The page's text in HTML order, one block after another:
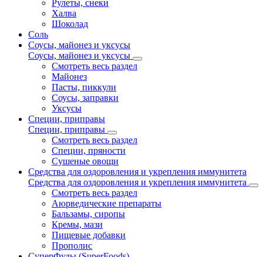
Рулеты, снеки
Халва
Шоколад
Соль
Соусы, майонез и уксусы
Соусы, майонез и уксусы
Смотреть весь раздел
Майонез
Пасты, пиккули
Соусы, заправки
Уксусы
Специи, приправы
Специи, приправы
Смотреть весь раздел
Специи, пряности
Сушеные овощи
Средства для оздоровления и укрепления иммунитета
Средства для оздоровления и укрепления иммунитета
Смотреть весь раздел
Аюрведические препараты
Бальзамы, сиропы
Кремы, мази
Пищевые добавки
Прополис